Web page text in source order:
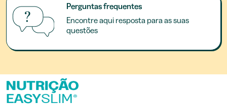
Perguntas frequentes
Encontre aqui resposta para as suas
questões